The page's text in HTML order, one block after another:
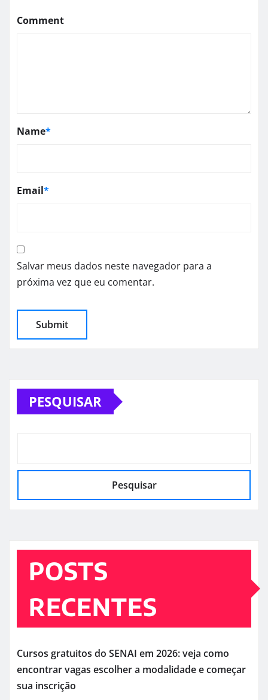
Comment
Name*
Email*
Salvar meus dados neste navegador para a
próxima vez que eu comentar.
PESQUISAR
Pesquisar
POSTS
RECENTES
Cursos gratuitos do SENAI em 2026: veja como
encontrar vagas escolher a modalidade e começar
sua inscrição